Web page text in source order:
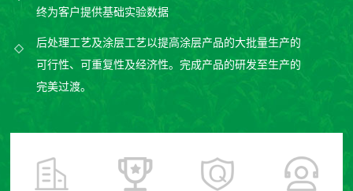
终为客户提供基础实验数据
后处理工艺及涂层工艺以提高涂层产品的大批量生产的
可行性、可重复性及经济性。完成产品的研发至生产的
完美过渡。